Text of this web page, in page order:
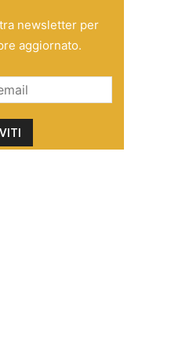
newsletter per
aggiornato.